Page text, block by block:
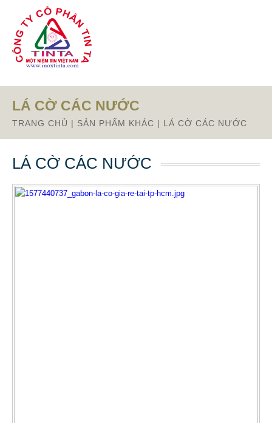
Từ mục này trở xuống là mã nguồn Zalo
LÁ CỜ CÁC NƯỚC
TRANG CHỦ | SẢN PHẨM KHÁC | LÁ CỜ CÁC NƯỚC
LÁ CỜ CÁC NƯỚC